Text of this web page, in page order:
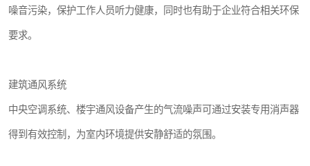
噪音污染，保护工作人员听力健康，同时也有助于企业符合相关环保
要求。
建筑通风系统
中央空调系统、楼宇通风设备产生的气流噪声可通过安装专用消声器
得到有效控制，为室内环境提供安静舒适的氛围。